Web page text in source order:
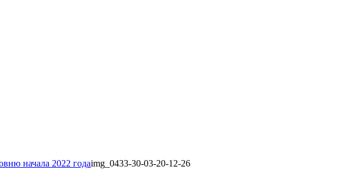
начала 2022 годаimg_0433-30-03-20-12-26